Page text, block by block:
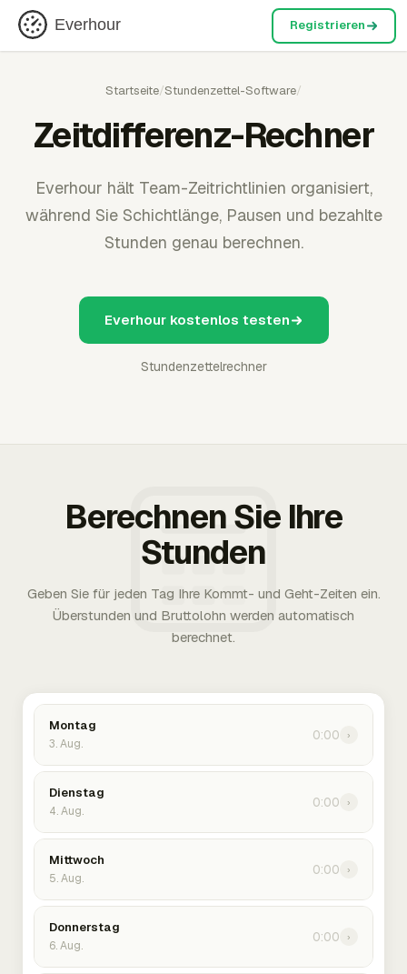
Everhour Registrieren
Startseite/Stundenzettel-Software/
Zeitdifferenz-Rechner
Everhour hält Team-Zeitrichtlinien organisiert,
während Sie Schichtlänge, Pausen und bezahlte
Stunden genau berechnen.
Everhour kostenlos testen
Stundenzettelrechner
Berechnen Sie Ihre
Stunden
Geben Sie für jeden Tag Ihre Kommt- und Geht-Zeiten ein.
Überstunden und Bruttolohn werden automatisch
berechnet.
Montag
3. Aug.
0:00 ›
Dienstag
4. Aug.
0:00 ›
Mittwoch
5. Aug.
0:00 ›
Donnerstag
6. Aug.
0:00 ›